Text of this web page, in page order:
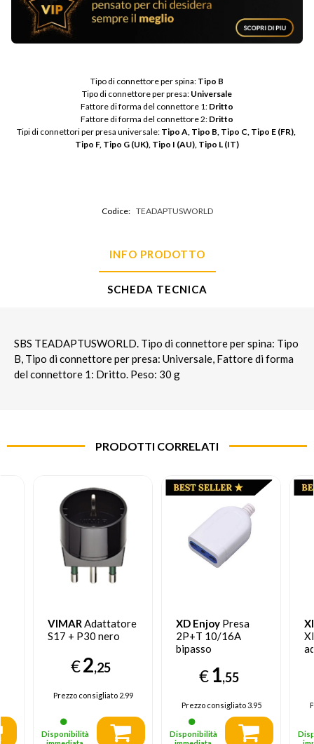
Tipo di connettore per spina: Tipo B
Tipo di connettore per presa: Universale
Fattore di forma del connettore 1: Dritto
Fattore di forma del connettore 2: Dritto
Tipi di connettori per presa universale: Tipo A, Tipo B, Tipo C, Tipo E (FR),
Tipo F, Tipo G (UK), Tipo I (AU), Tipo L (IT)
Codice: TEADAPTUSWORLD
INFO PRODOTTO
SCHEDA TECNICA
SBS TEADAPTUSWORLD. Tipo di connettore per spina: Tipo
B, Tipo di connettore per presa: Universale, Fattore di forma
del connettore 1: Dritto. Peso: 30 g
PRODOTTI CORRELATI
VIMARAdattatore
S17 + P30 nero
€2,25
Prezzo consigliato2.99
Disponibilità
XD Enjoy Presa
2P+T 10/16A
bipasso
€1,55
Prezzo consigliato3.95
Disponibilità